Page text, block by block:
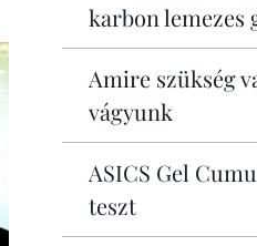
karbon lemezes
Amire szükség
vágyunk
ASICS Gel
teszt